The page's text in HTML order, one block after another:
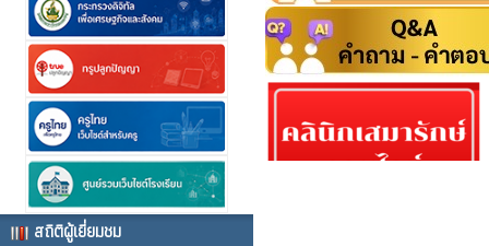
สถิติผู้เยี่ยมชม